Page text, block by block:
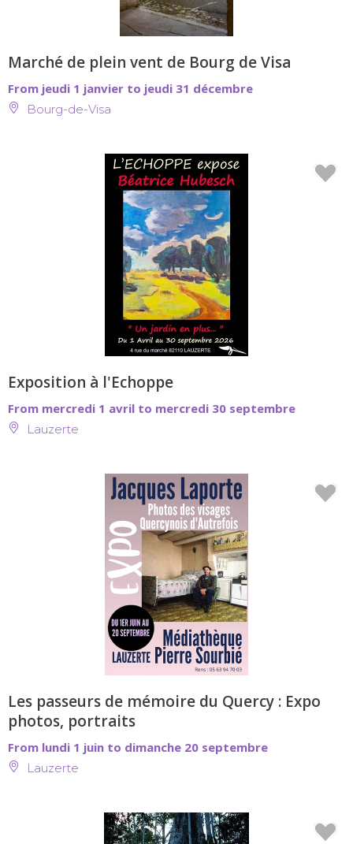
Marché de plein vent de Bourg de Visa
From jeudi 1 janvier to jeudi 31 décembre
Bourg-de-Visa
Exposition à l'Echoppe
From mercredi 1 avril to mercredi 30 septembre
Lauzerte
Les passeurs de mémoire du Quercy : Expo
photos, portraits
From lundi 1 juin to dimanche 20 septembre
Lauzerte